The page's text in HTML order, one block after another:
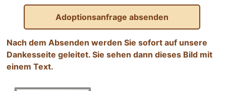
dass
Sie
als
Mensch
das
Nach dem Absenden werden Sie sofort auf unsere
Dankesseite geleitet. Sie sehen dann dieses Bild mit
einem Text.